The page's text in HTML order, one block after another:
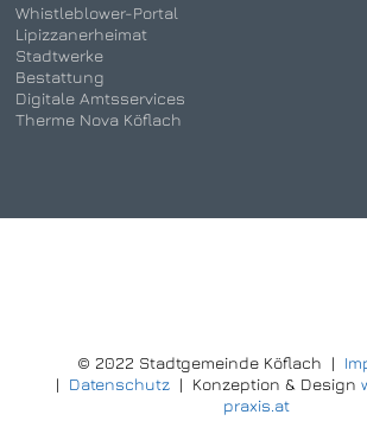
Whistleblower-Portal
Lipizzanerheimat
Stadtwerke
Bestattung
Digitale Amtsservices
Therme Nova Köflach
© 2022 Stadtgemeinde Köflach |
| Datenschutz| Konzeption & Design
praxis.at